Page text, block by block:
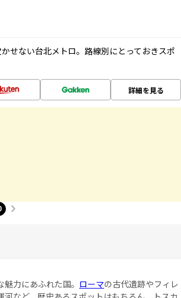
せない台北メトロ。路線別にとっておきスポ
詳細を見る
力にあふれた国。 ローマの古代遺跡やフィレ